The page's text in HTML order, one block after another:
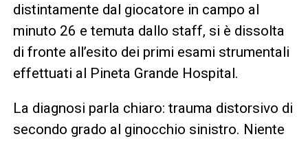
distintamente dal giocatore in campo al
minuto 26 e temuta dallo staff, si è dissolta
di fronte all’esito dei primi esami strumentali
effettuati al Pineta Grande Hospital.
La diagnosi parla chiaro: trauma distorsivo di
secondo grado al ginocchio sinistro. Niente